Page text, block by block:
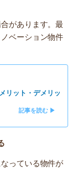
があります。最
ベーション物件
リット・デメリッ
記事を読む ▶
っている物件が